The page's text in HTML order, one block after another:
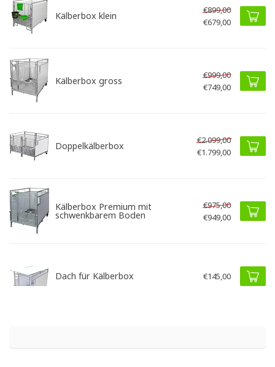
Kälberbox klein
€899,00
€679,00
Kälberbox gross
€999,00
€749,00
Doppelkälberbox
€2.099,00
€1.799,00
Kälberbox Premium mit
schwenkbarem Boden
€975,00
€949,00
Dach für Kälberbox €145,00